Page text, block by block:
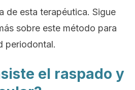
de esta terapéutica. Sigue
sobre este método para
periodontal.
el raspado y